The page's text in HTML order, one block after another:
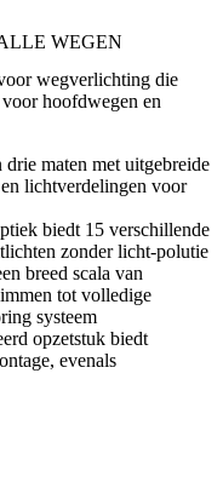
WEGEN
wegverlichting die
hoofdwegen en
maten met uitgebreide
lichtverdelingen voor
biedt 15 verschillende
zonder licht-polutie
breed scala van
tot volledige
systeem
opzetstuk biedt
evenals